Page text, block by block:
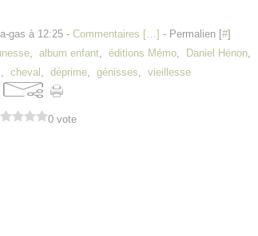
gas à 12:25 - Commentaires […] - Permalien [#]
, album enfant, éditions Mémo, Daniel Hénon,
, cheval , déprime, génisses, vieillesse
0 vote